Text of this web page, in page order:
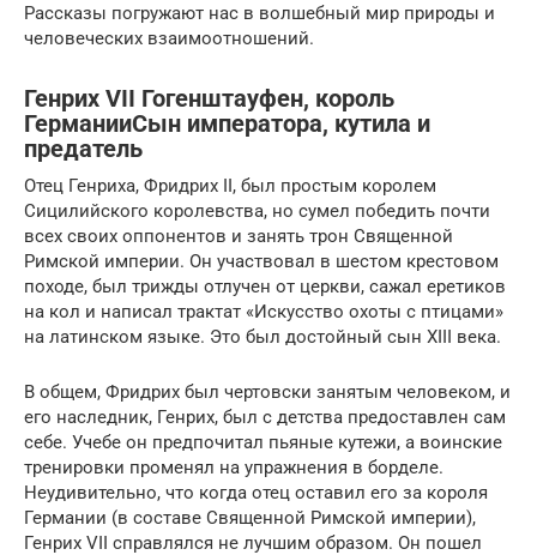
Рассказы погружают нас в волшебный мир природы и
человеческих взаимоотношений.
Генрих VII Гогенштауфен, король
ГерманииСын императора, кутила и
предатель
Отец Генриха, Фридрих II, был простым королем
Сицилийского королевства, но сумел победить почти
всех своих оппонентов и занять трон Священной
Римской империи. Он участвовал в шестом крестовом
походе, был трижды отлучен от церкви, сажал еретиков
на кол и написал трактат «Искусство охоты с птицами»
на латинском языке. Это был достойный сын XIII века.
В общем, Фридрих был чертовски занятым человеком, и
его наследник, Генрих, был с детства предоставлен сам
себе. Учебе он предпочитал пьяные кутежи, а воинские
тренировки променял на упражнения в борделе.
Неудивительно, что когда отец оставил его за короля
Германии (в составе Священной Римской империи),
Генрих VII справлялся не лучшим образом. Он пошел